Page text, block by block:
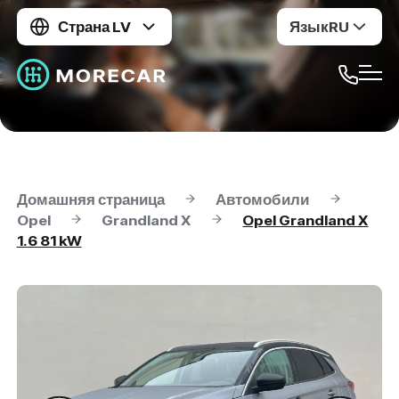
Страна LV ЯзыкRU
Домашняя страница
Автомобили
Opel
Grandland X
Opel Grandland X
1.6 81 kW